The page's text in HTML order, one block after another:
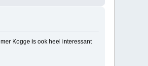
Kogge is ook heel interessant